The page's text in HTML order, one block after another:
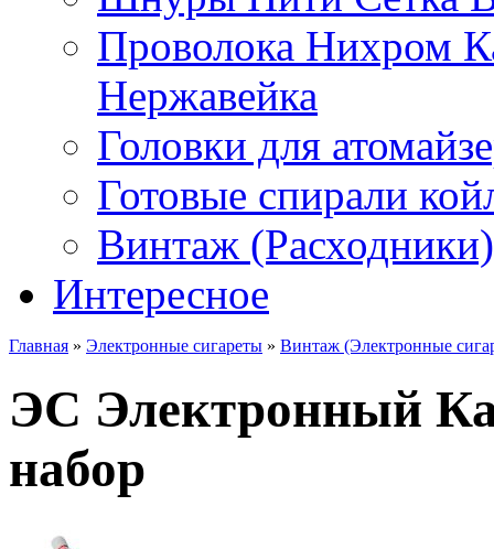
Проволока Нихром
Нержавейка
Головки для
Готовые спирали
Винтаж (Расходники)
Интересное
Главная » Электронные сигареты » Винтаж (Электронные
ЭС Электронный
набор